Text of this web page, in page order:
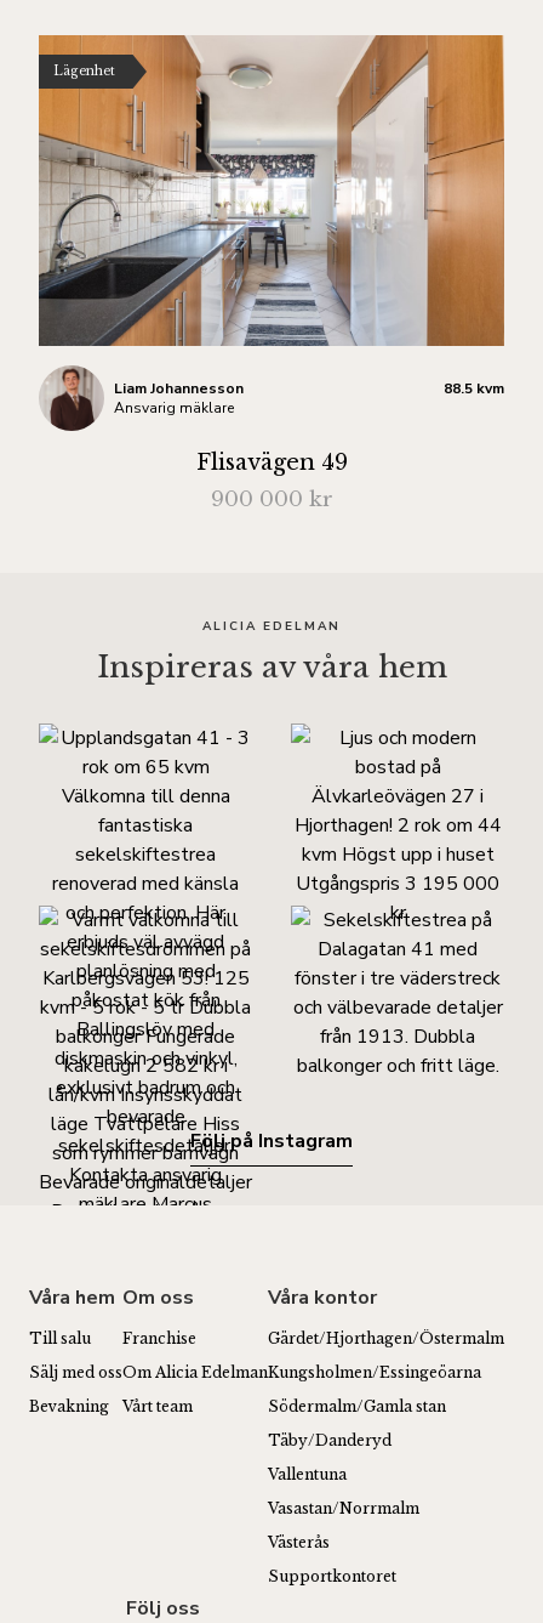
Lägenhet
Liam Johannesson
Ansvarig mäklare
88.5 kvm
Flisavägen 49
900 000 kr
ALICIA EDELMAN
Inspireras av våra hem
Följ på Instagram
Våra hem
Till salu
Sälj med oss
Bevakning
Om oss
Franchise
Om Alicia Edelman
Vårt team
Våra kontor
Gärdet/Hjorthagen/Östermalm
Kungsholmen/Essingeöarna
Södermalm/Gamla stan
Täby/Danderyd
Vallentuna
Vasastan/Norrmalm
Västerås
Supportkontoret
Följ oss